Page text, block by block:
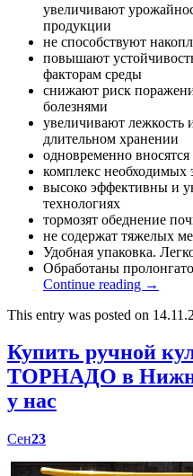
увеличивают
продукции
не способствуют
повышают
факторам среды
снижают риск
болезнями
увеличивают лежкость
длительном хранении
одновременно
комплекс необходимых
высоко эффективны и
технологиях
тормозят обеднение
не содержат тяжелых
Удобная упаковка.
Обработаны
Continue reading →
This entry was posted on
Купить ручной
ТОРНАДО в
у нас
Сен23